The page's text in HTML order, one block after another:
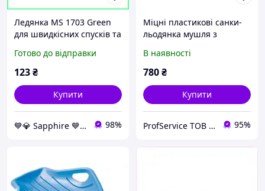
Ледянка MS 1703 Green
для швидкісних спусків та
дитини на сніжних гірках
63х37,5 см
Готово до відправки
123₴
Купити
💙💎 Sapphire 💙💎 98%
Міцні пластикові санки-
льодянка мушля з
Prosperplast, для спуску з
гірки Синій
В наявності
780₴
Купити
ProfService ТОВ "Професійний сервіс" 95%